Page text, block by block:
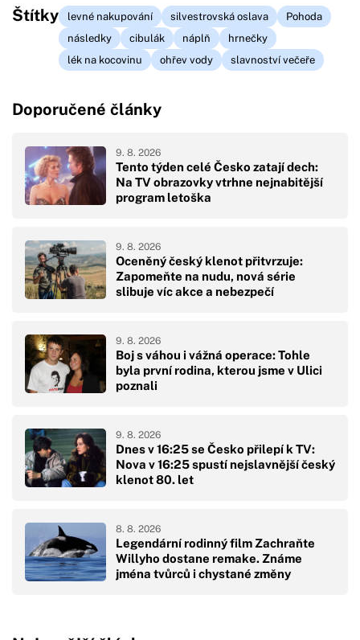
Štítky levné nakupování silvestrovská oslava
Pohoda
následky
cibulák náplň
hrnečky
lék na kocovinu
ohřev vody slavnoství večeře
Doporučené články
Tento týden celé Česko zatají dech:
Na TV obrazovky vtrhne nejnabitější
program letoška
9. 8. 2026
Oceněný český klenot přitvrzuje:
Zapomeňte na nudu, nová série
slibuje víc akce a nebezpečí
9. 8. 2026
Boj s váhou i vážná operace: Tohle
byla první rodina, kterou jsme v Ulici
poznali
9. 8. 2026
Dnes v 16:25 se Česko přilepí k TV:
Nova v 16:25 spustí nejslavnější český
klenot 80. let
9. 8. 2026
Legendární rodinný film Zachraňte
Willyho dostane remake. Známe
jména tvůrců i chystané změny
8. 8. 2026